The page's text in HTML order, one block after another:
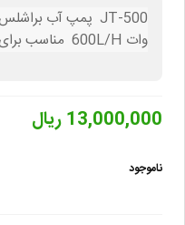
وات 600L/H مناسب برای تجهیزات پزشکی، آکواریوم و ...
13,000,000 ریال
ناموجود